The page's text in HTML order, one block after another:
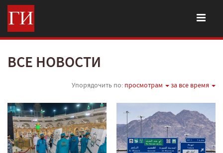
ВСЕ НОВОСТИ
Упорядочить по: просмотрам за все время